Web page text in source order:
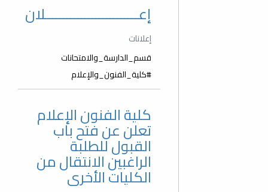
إعــــــــــــــــــــــــــلان
إعلانات
قسم_الدارسة_والامتحانات
#كلية_الفنون_والإعلام
كلية الفنون الإعلام
تعلن عن فتح باب
القبول للطلبة
الراغبين الانتقال من
الكليات الأخرى